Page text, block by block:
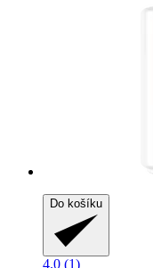
Do košíku
4.0 (1)